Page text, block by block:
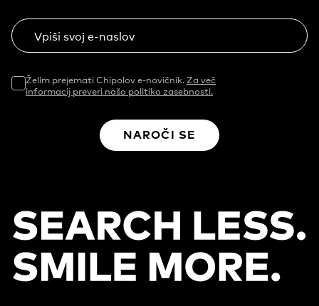
Vpiši svoj e-naslov
Želim prejemati Chipolov e-novičnik.Za več
informacij preveri našo politiko zasebnosti.
NAROČI SE